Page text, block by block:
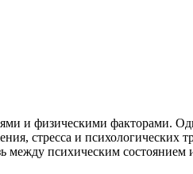
и физическими факторами.
стресса и
психическим